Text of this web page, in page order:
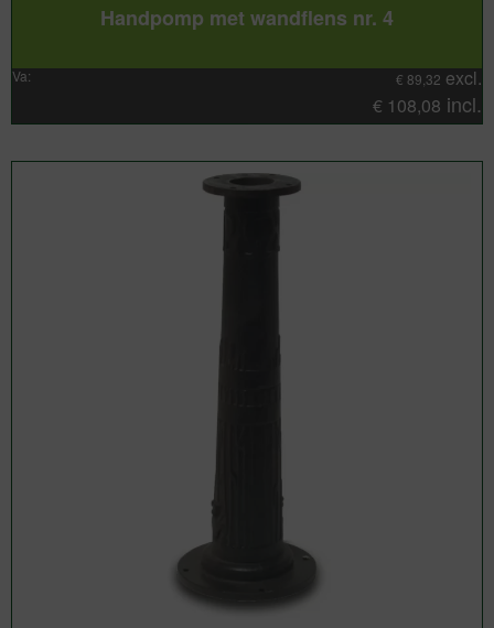
Handpomp met wandflens nr. 4
Va: € 89,32 excl.
€ 108,08 incl.